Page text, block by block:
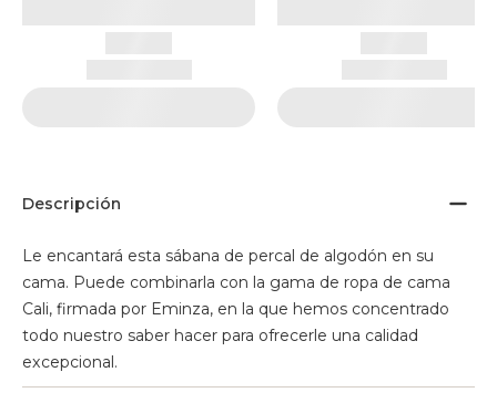
Descripción
Le encantará esta sábana de percal de algodón en su
cama. Puede combinarla con la gama de ropa de cama
Cali, firmada por Eminza, en la que hemos concentrado
todo nuestro saber hacer para ofrecerle una calidad
excepcional.